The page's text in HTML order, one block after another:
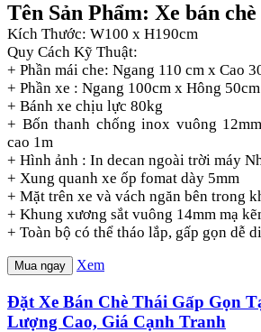
Tên Sản Phẩm: Xe bán
Kích Thước: W100 x H190cm
Quy Cách Kỹ Thuật:
+ Phần mái che: Ngang 110 cm x Cao
+ Phần xe : Ngang 100cm x Hông
+ Bánh xe chịu lực 80kg
+ Bốn thanh chống inox vuông
cao 1m
+ Hình ảnh : In decan ngoài trời máy
+ Xung quanh xe ốp fomat dày 5mm
+ Mặt trên xe và vách ngăn bên trong
+ Khung xương sắt vuông 14mm mạ
+ Toàn bộ có thể tháo lắp, gấp gọn dễ
Mua ngay Xem
Đặt Xe Bán Chè Thái Gấp Gọn
Lượng Cao, Giá Cạnh Tranh